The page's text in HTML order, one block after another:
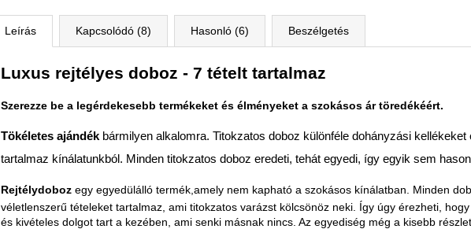
Leírás Kapcsolódó (8) Hasonló (6) Beszélgetés
Luxus rejtélyes doboz - 7 tételt tartalmaz
Szerezze be a legérdekesebb termékeket és élményeket a szokásos ár töredékéért.
Tökéletes ajándék bármilyen alkalomra. Titokzatos doboz különféle dohányzási
tartalmaz kínálatunkból. Minden titokzatos doboz eredeti, tehát egyedi, így egyik sem
Rejtélydoboz egy egyedülálló termék, amely nem kapható a szokásos kínálatban. Minden
véletlenszerű tételeket tartalmaz, ami titokzatos varázst kölcsönöz neki. Így úgy érezheti,
és kivételes dolgot tart a kezében, ami senki másnak nincs. Az egyediség még a kisebb